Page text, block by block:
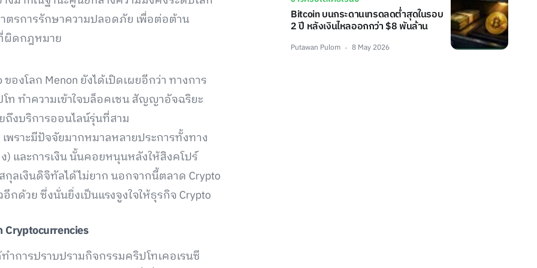
ตรการรักษาความปลอดภัย เพื่อต่อต้าน
ผิดกฎหมาย
งโลก Menon ยังได้เปิดเผยอีกว่า ทางการ
ท ทำความเข้าใจบล็อคเชน สัญญาอัจฉริยะ
ถึงบริการออนไลน์รุ่นที่สาม
ราะมีปัจจัยมากหมาลหลายประการทั้งทาง
และการเงิน นั้นคอยหนุนหลังให้สิงคโปร์
ลเงินดิจิทัลได้ไม่ยาก นอกจากนี้ตลาด Crypto
กด้วย ซึ่งนั่นยิ่งเป็นแรงจูงใจให้ธุรกิจ Crypto
Cryptocurrencies
การปราบปรามกิจกรรมคริปโทเคอเรนซี
Bitcoin บนกระดานเทรดลดต่ำสุดในรอบ
2 ปี หลังเงินไหลออกกว่า $8 พันล้าน
Putawan Pulom 8 May 2026